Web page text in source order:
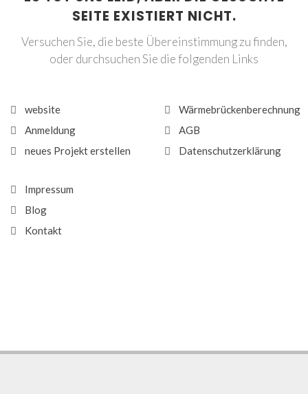
SEITE EXISTIERT NICHT.
Versuchen Sie, die beste Übereinstimmung zu finden,
oder durchsuchen Sie die folgenden Links
website
Anmeldung
neues Projekt erstellen
Wärmebrückenberechnung
AGB
Datenschutzerklärung
Impressum
Blog
Kontakt